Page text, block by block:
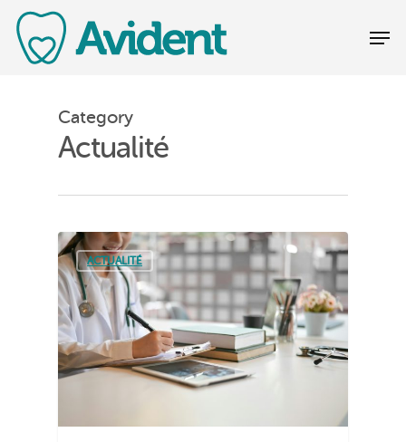
Category
Actualité
ACTUALITÉ